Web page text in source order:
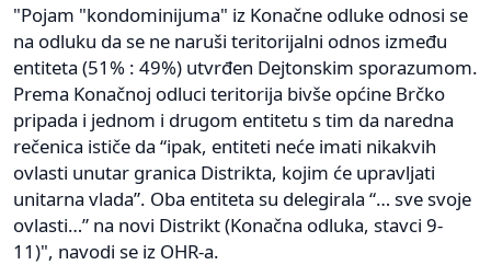
"Pojam "kondominijuma" iz Konačne odluke odnosi se
na odluku da se ne naruši teritorijalni odnos između
entiteta (51% : 49%) utvrđen Dejtonskim sporazumom.
Prema Konačnoj odluci teritorija bivše općine Brčko
pripada i jednom i drugom entitetu s tim da naredna
rečenica ističe da “ipak, entiteti neće imati nikakvih
ovlasti unutar granica Distrikta, kojim će upravljati
unitarna vlada”. Oba entiteta su delegirala “… sve svoje
ovlasti…” na novi Distrikt (Konačna odluka, stavci 9-
11)", navodi se iz OHR-a.